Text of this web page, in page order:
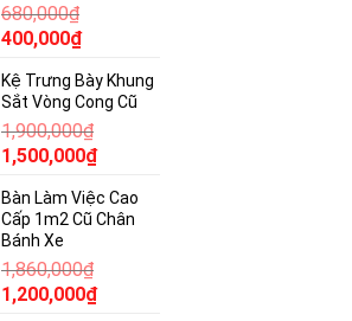
680,000₫
Giá
là:
680,000₫.
400,000₫Giá
tại
là:
400,000₫.
Kệ Trưng Bày Khung
Sắt Vòng Cong Cũ
1,900,000₫
Giá
là:
1,900,000₫.
1,500,000₫Giá
tại
là:
Bàn Làm Việc Cao
Cấp 1m2 Cũ Chân
Bánh Xe
1,860,000₫
Giá
1,200,000₫Giá